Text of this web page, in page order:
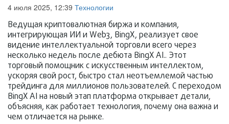
4 июля 2025, 12:39 Технологии
Ведущая криптовалютная биржа и компания,
интегрирующая ИИ и Web3, BingX, реализует свое
видение интеллектуальной торговли всего через
несколько недель после дебюта BingX AI.. Этот
торговый помощник с искусственным интеллектом,
ускоряя свой рост, быстро стал неотъемлемой частью
трейдинга для миллионов пользователей. С переходом
BingX AI на новый этап платформа открывает детали,
объясняя, как работает технология, почему она важна и
чем отличается на рынке.